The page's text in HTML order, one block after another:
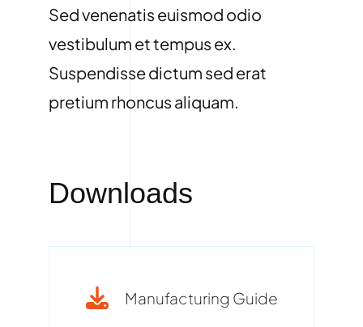
Sed venenatis euismod odio
vestibulum et tempus ex.
Suspendisse dictum sed erat
pretium rhoncus aliquam.
Downloads
Manufacturing Guide